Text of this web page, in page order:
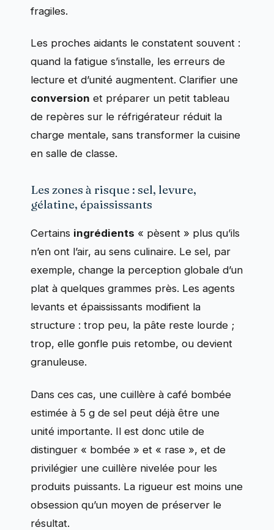
fragiles.
Les proches aidants le constatent souvent :
quand la fatigue s’installe, les erreurs de
lecture et d’unité augmentent. Clarifier une
conversion et préparer un petit tableau
de repères sur le réfrigérateur réduit la
charge mentale, sans transformer la cuisine
en salle de classe.
Les zones à risque : sel, levure,
gélatine, épaississants
Certains ingrédients « pèsent » plus qu’ils
n’en ont l’air, au sens culinaire. Le sel, par
exemple, change la perception globale d’un
plat à quelques grammes près. Les agents
levants et épaississants modifient la
structure : trop peu, la pâte reste lourde ;
trop, elle gonfle puis retombe, ou devient
granuleuse.
Dans ces cas, une cuillère à café bombée
estimée à 5 g de sel peut déjà être une
unité importante. Il est donc utile de
distinguer « bombée » et « rase », et de
privilégier une cuillère nivelée pour les
produits puissants. La rigueur est moins une
obsession qu’un moyen de préserver le
résultat.